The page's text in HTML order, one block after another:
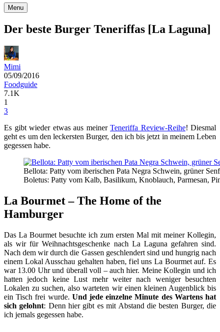
Search
Menu
Der beste Burger Teneriffas [La Laguna]
Mimi
05/09/2016
Foodguide
7.1K
1
3
Es gibt wieder etwas aus meiner Teneriffa Review-Reihe! Diesmal
geht es um den leckersten Burger, den ich bis jetzt in meinem Leben
gegessen habe.
Bellota: Patty vom iberischen Pata Negra Schwein, grüner
Boletus: Patty vom Kalb, Basilikum, Knoblauch, Parmesan,
La Bourmet – The Home of the
Hamburger
Das La Bourmet besuchte ich zum ersten Mal mit meiner Kollegin,
als wir für Weihnachtsgeschenke nach La Laguna gefahren sind.
Nach dem wir durch die Gassen geschlendert sind und hungrig nach
einem Lokal Ausschau gehalten haben, fiel uns La Bourmet auf. Es
war 13.00 Uhr und überall voll – auch hier. Meine Kollegin und ich
hatten jedoch keine Lust mehr weiter nach weniger besuchten
Lokalen zu suchen, also warteten wir einen kleinen Augenblick bis
ein Tisch frei wurde. Und jede einzelne Minute des Wartens hat
sich gelohnt: Denn hier gibt es mit Abstand die besten Burger, die
ich jemals gegessen habe.